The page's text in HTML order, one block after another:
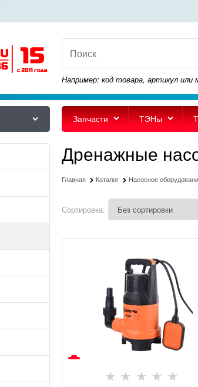
Например: код товара, артикул или
Запчасти ТЭНы
Дренажные
Главная Каталог Насосное
Сортировка: